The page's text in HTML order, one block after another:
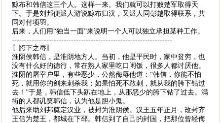
黥布和韩信这三个人。这样一来。我们就可以打败楚军取得天
下。于是刘邦便派人游说黥布归汉，又派人同彭越取得联系，共
同对付项羽。
后来，人们用“独当一面”来说明一个人可以独立承担某种工作。
-----------------------------------------------------------------
〖胯下之辱〗
淮阴侯韩信，是淮阴地方人。当初，他是平民时，家中贫穷，也
没有什么好的德行，常在熟人家里吃口闲饭，很多人都讨厌他。
淮阴的屠宰户里，有些恶少，公然侮辱他道：“韩信，你能不怕
死，就用你的剑来刺杀我；如果怕死不敢刺，就从我的胯下钻过
去！”于是，韩信低下头趴在地上，从那恶少的胯下钻了过去。满
街的人都讥笑韩信，认为他是胆小鬼。
他后来助刘邦奠定汉业，被封为淮阴侯。汉王五年正月，改封齐
王信为楚王，都城在下邳。韩信到了自己的封国，把那位曾经侮